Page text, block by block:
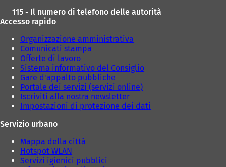
115 - Il numero di telefono delle autorità
Accesso rapido
Organizzazione amministrativa
Comunicati stampa
Offerte di lavoro
Sistema informativo del Consiglio
Gare d'appalto pubbliche
Portale dei servizi (servizi online)
Iscriviti alla nostra newsletter
Impostazioni di protezione dei dati
Servizio urbano
Mappa della città
Hotspot WLAN
Servizi igienici pubblici